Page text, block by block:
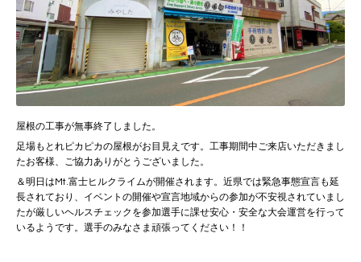
屋根の工事が無事終了しました。
足場もとれピカピカの屋根がお目見えです。工事期間中ご来店いただきまし
たお客様、ご協力ありがとうございました。
＆明日はMt.富士ヒルクライムが開催されます。近県では緊急事態宣言も延
長されており、イベントの開催や宣言地域からの参加が不安視されていまし
たが厳しいヘルスチェックを参加選手に課せ安心・安全な大会運営を行って
いるようです。選手のみなさま頑張ってください！！